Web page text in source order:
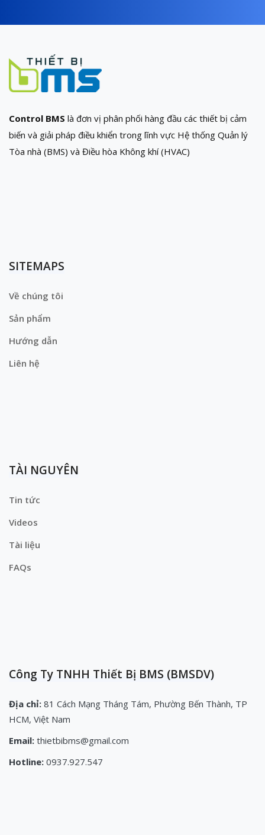
Control BMS là đơn vị phân phối hàng đầu các thiết bị cảm
biến và giải pháp điều khiển trong lĩnh vực Hệ thống Quản lý
Tòa nhà (BMS) và Điều hòa Không khí (HVAC)
SITEMAPS
Về chúng tôi
Sản phẩm
Hướng dẫn
Liên hệ
TÀI NGUYÊN
Tin tức
Videos
Tài liệu
FAQs
Công Ty TNHH Thiết Bị BMS (BMSDV)
Địa chỉ: 81 Cách Mạng Tháng Tám, Phường Bến Thành, TP
HCM, Việt Nam
Email: thietbibms@gmail.com
Hotline: 0937.927.547